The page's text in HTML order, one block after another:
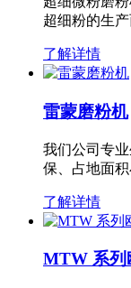
超细粉的生
了解详情
雷蒙磨粉机
我们公司专
保、占地面
了解详情
MTW 系列